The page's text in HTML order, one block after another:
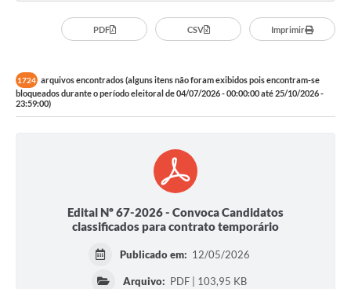
PLANO ANUAL DE CONTRATAÇÕES (PAC)
TCE/RS
Ordem de Serviços
Serviços e Informações Online
PDF CSV Imprimir
1724 arquivos encontrados (alguns itens não foram exibidos pois encontram-se
bloqueados durante o período eleitoral de 04/07/2026 - 00:00:00 até 25/10/2026 -
23:59:00)
Edital Nº 67-2026 - Convoca Candidatos
classificados para contrato temporário
Publicado em: 12/05/2026
Arquivo: PDF | 103,95 KB